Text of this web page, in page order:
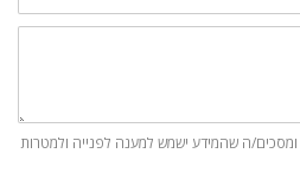
ומסכים/ה שהמידע ישמש למענה לפנייה ולמטרות